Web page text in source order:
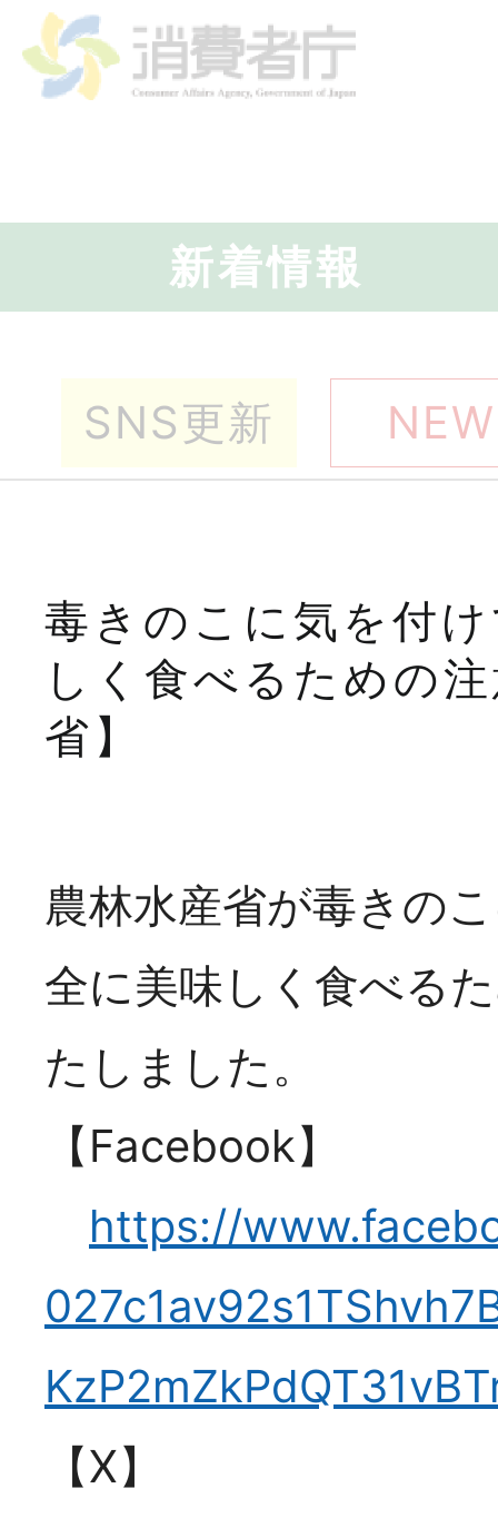
新着情報
SNS更新
NEW
>> 詳しくはこちら
【SNS更新】避難所
地震関係）につい
ちら
【SNS更新】食品安
省】
毒きのこに気を付
しく食べるための
省】
農林水産省が毒きの
全に美味しく食べる
たしました。
【Facebook】
https://
【X】